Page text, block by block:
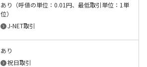
あり（呼値の単位：0.01円、最低取引単位：1単
位）
J-NET取引
あり
祝日取引